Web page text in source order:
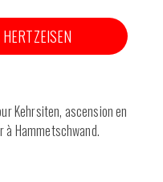
Kehrsiten, ascension en
Hammetschwand.